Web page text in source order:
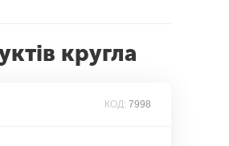
кругла
КОД: 7998